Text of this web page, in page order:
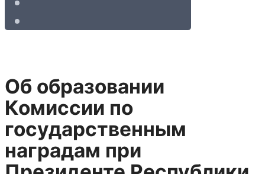
Об образовании
Комиссии по
государственным
наградам при